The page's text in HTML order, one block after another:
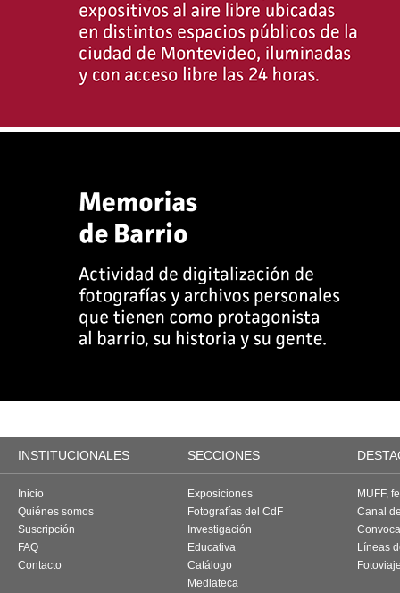
INSTITUCIONALES SECCIONES
Inicio
Quiénes somos
Suscripción
FAQ
Contacto
Exposiciones
Fotografías del CdF
Investigación
Educativa
Catálogo
Mediateca
MUFF,
Canal
Líneas